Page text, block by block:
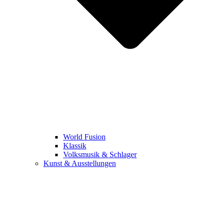
World Fusion
Klassik
Volksmusik & Schlager
Kunst & Ausstellungen